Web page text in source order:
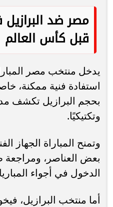
مصر ضد
قبل كأس العالم
يدخل منتخب مصر
استفادة فنية ممكنة،
بحجم البرازيل تكشف
وتكتيكيًا.
وتمنح المباراة الجهاز
بعض العناصر، ومراجعة
الدخول في أجواء
أما منتخب البرازيل،